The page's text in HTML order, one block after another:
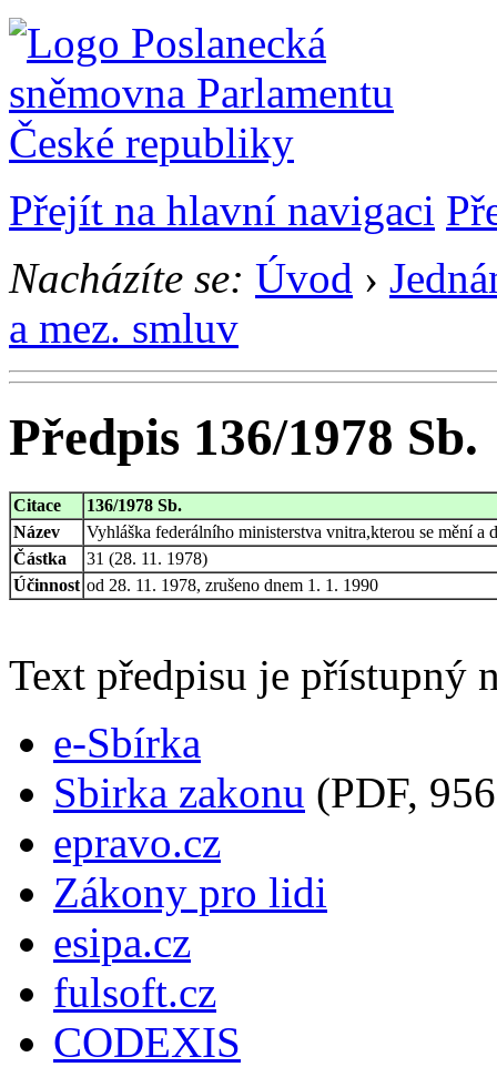
Přejít na hlavní navigaci
Nacházíte se: Úvod ›
a mez. smluv
Předpis 136/1978 Sb.
Citace
136/1978 Sb.
Název
Vyhláška federálního ministerstva vnitra,kterou se mění
Částka
31 (28. 11. 1978)
Účinnost od 28. 11. 1978, zrušeno dnem 1. 1. 1990
Text předpisu je přístupný
e-Sbírka
Sbirka zakonu (PDF,
epravo.cz
Zákony pro lidi
esipa.cz
fulsoft.cz
CODEXIS